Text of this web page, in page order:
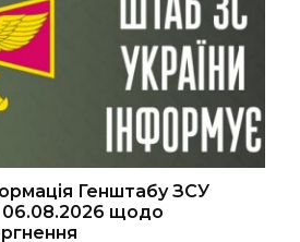
Генштабу ЗСУ
06.08.2026 щодо